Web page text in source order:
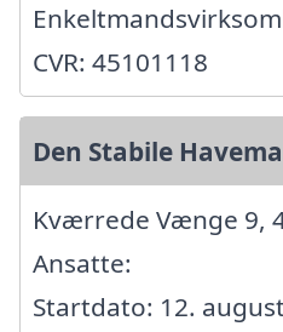
CVR: 45101118
Den Stabile
Kværrede Vænge 9,
Ansatte:
Startdato: 12.